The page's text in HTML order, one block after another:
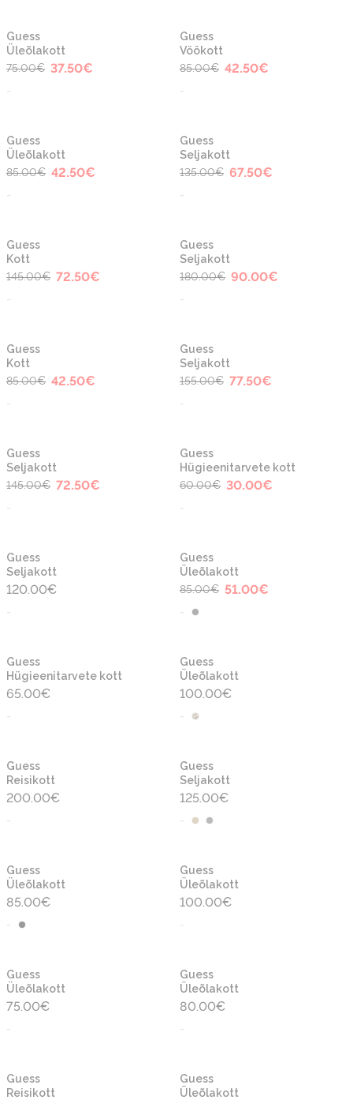
Guess
Üleõlakott
75.00€ 37.50€
-
Guess
Vöökott
85.00€ 42.50€
-
Guess
Üleõlakott
85.00€ 42.50€
-
Guess
Seljakott
135.00€ 67.50€
-
Guess
Kott
145.00€ 72.50€
-
Guess
Seljakott
180.00€ 90.00€
-
Guess
Kott
85.00€ 42.50€
-
Guess
Seljakott
155.00€ 77.50€
-
Guess
Seljakott
145.00€ 72.50€
-
Guess
Hügieenitarvete kott
60.00€ 30.00€
-
Guess
Seljakott
120.00€
-
Guess
Üleõlakott
85.00€ 51.00€
-
Guess
Hügieenitarvete kott
65.00€
-
Guess
Üleõlakott
100.00€
-
Guess
Reisikott
200.00€
-
Guess
Seljakott
125.00€
-
Guess
Üleõlakott
85.00€
-
Guess
Üleõlakott
100.00€
-
Guess
Üleõlakott
75.00€
-
Guess
Üleõlakott
80.00€
-
Guess
Reisikott
Guess
Üleõlakott